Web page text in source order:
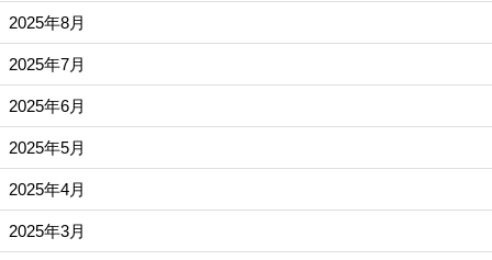
2025年8月
2025年7月
2025年6月
2025年5月
2025年4月
2025年3月